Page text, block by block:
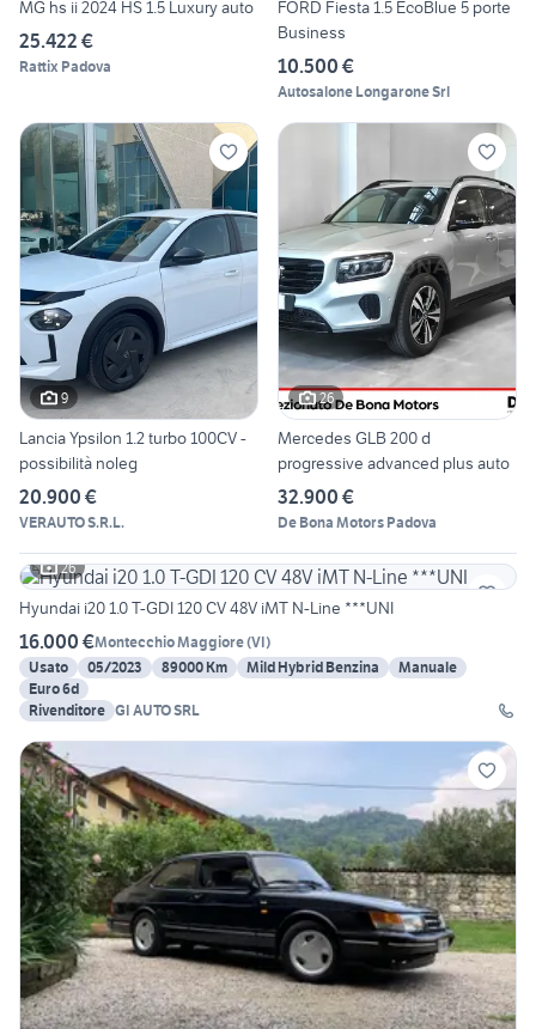
MG hs ii 2024 HS 1.5 Luxury auto
25.422 €
Rattix Padova
FORD Fiesta 1.5 EcoBlue 5 porte
Business
10.500 €
Autosalone Longarone Srl
9
Lancia Ypsilon 1.2 turbo 100CV -
possibilità noleg
20.900 €
VERAUTO S.R.L.
26
Mercedes GLB 200 d
progressive advanced plus auto
32.900 €
De Bona Motors Padova
26
Hyundai i20 1.0 T-GDI 120 CV 48V iMT N-Line ***UNI
16.000 €Montecchio Maggiore(VI)
Usato
05/2023 89000 Km Mild Hybrid Benzina
Manuale
Euro 6d
Rivenditore GI AUTO SRL